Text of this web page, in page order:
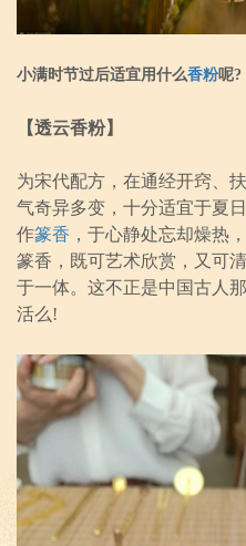
小满时节过后适宜用什么香粉呢?
【透云香粉】
为宋代配方，在通经开窍、
气奇异多变，十分适宜于夏
作篆香 ，于心静处忘却燥热
篆香，既可艺术欣赏，又可
于一体。这不正是中国古人
活么!